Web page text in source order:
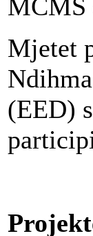
MCMS
Mjetet
(EED)